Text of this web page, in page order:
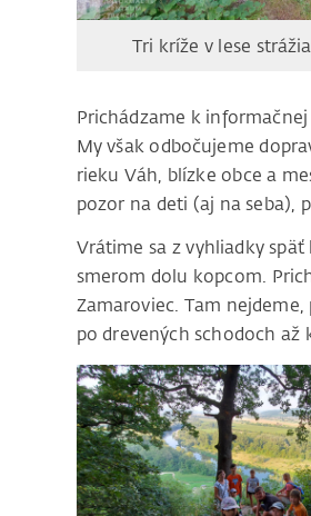
Tri kríže v lese
Prichádzame k
My však odbočujeme
rieku Váh, blízke obce a
pozor na deti (aj na seba),
Vrátime sa z vyhliadky
smerom dolu kopcom.
Zamaroviec. Tam
po drevených schodoch až